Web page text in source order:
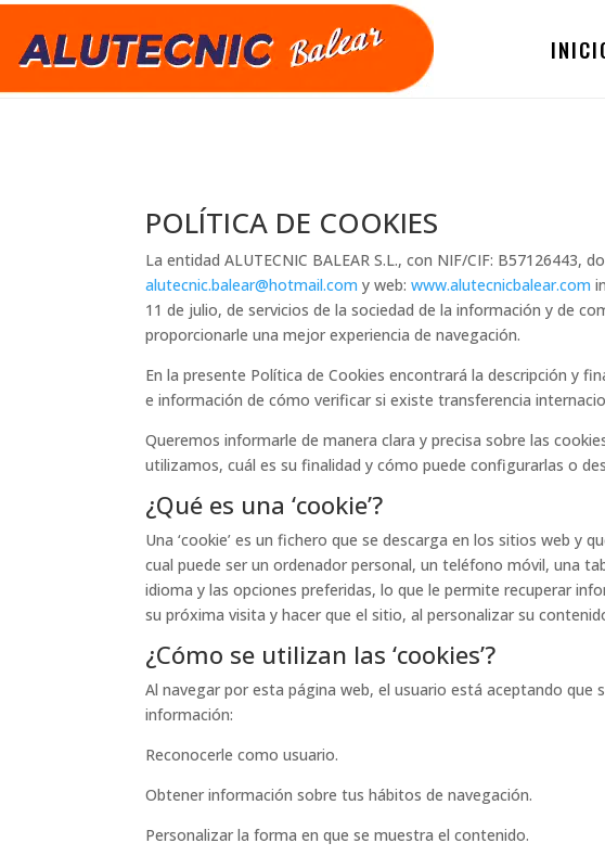
POLÍTICA DE COOKIES
La entidad ALUTECNIC BALEAR S.L., con NIF/CIF: B57126443,
alutecnic.balear@hotmail.com y web:www.alutecnicbalear.com
11 de julio, de servicios de la sociedad de la información y de
proporcionarle una mejor experiencia de navegación.
En la presente Política de Cookies encontrará la descripción y
e información de cómo verificar si existe transferencia
Queremos informarle de manera clara y precisa sobre las
utilizamos, cuál es su finalidad y cómo puede configurarlas o
¿Qué es una ‘cookie’?
Una ‘cookie’ es un fichero que se descarga en los sitios web y
cual puede ser un ordenador personal, un teléfono móvil, una
idioma y las opciones preferidas, lo que le permite recuperar
su próxima visita y hacer que el sitio, al personalizar su
¿Cómo se utilizan las ‘cookies’?
Al navegar por esta página web, el usuario está aceptando que
información:
Reconocerle como usuario.
Obtener información sobre tus hábitos de navegación.
Personalizar la forma en que se muestra el contenido.